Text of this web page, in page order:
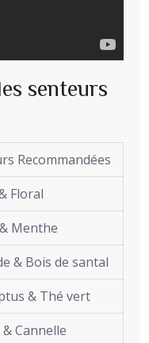
senteurs
Recommandées
Floral
Menthe
& Bois de santal
& Thé vert
Cannelle